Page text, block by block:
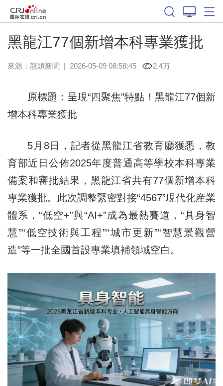
黑龍江77個新增本科專業獲批
來源： 龍頭新聞 | 2026-05-09 08:58:45 2.4万
原標題：呈現“四聚焦”特點！黑龍江77個新
增本科專業獲批
5月8日，記者從黑龍江省教育廳獲悉，教
育部近日公佈2025年度普通高等學校本科專業
備案和審批結果，黑龍江省共有77個新增本科
專業獲批。此次調整緊密對接“4567”現代化産業
體系，“低空+”與“AI+”成為最熱賽道，“具身智
慧”“低空技術與工程”“城市更新”“智慧景觀營
造”等一批全國首設專業填補領域空白。